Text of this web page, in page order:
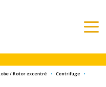
/ Rotor excentré • Centrifuge
•